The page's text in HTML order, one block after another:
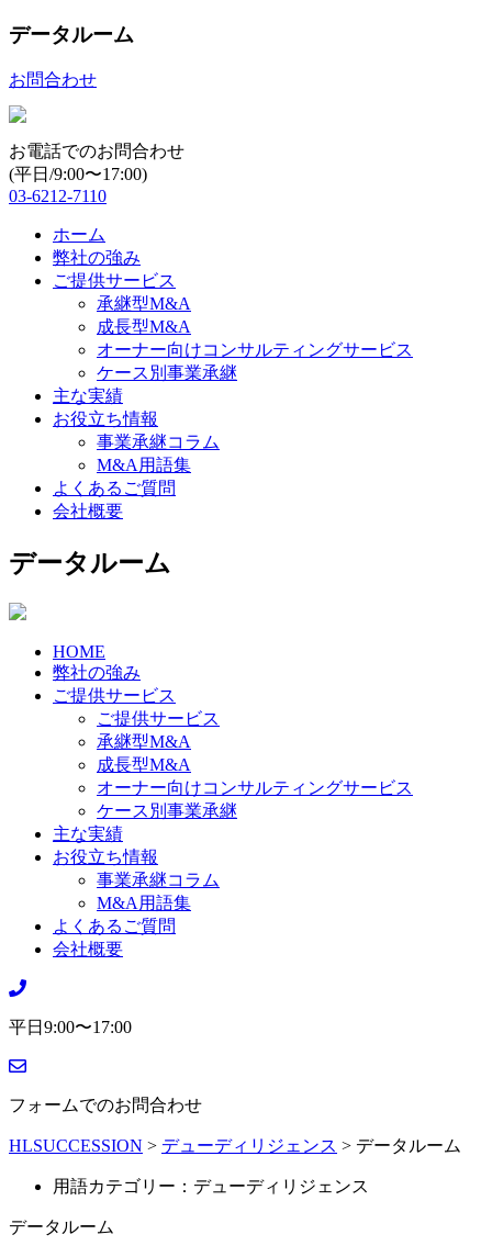
データルーム
お問合わせ
お電話でのお問合わせ
(平日/9:00〜17:00)
03-6212-7110
ホーム
弊社の強み
ご提供サービス
承継型M&A
成長型M&A
オーナー向けコンサルティングサービス
ケース別事業承継
主な実績
お役立ち情報
事業承継コラム
M&A用語集
よくあるご質問
会社概要
データルーム
HOME
弊社の強み
ご提供サービス
ご提供サービス
承継型M&A
成長型M&A
オーナー向けコンサルティングサービス
ケース別事業承継
主な実績
お役立ち情報
事業承継コラム
M&A用語集
よくあるご質問
会社概要
平日9:00〜17:00
フォームでのお問合わせ
HLSUCCESSION > デューディリジェンス > データルーム
用語カテゴリー：デューディリジェンス
データルーム